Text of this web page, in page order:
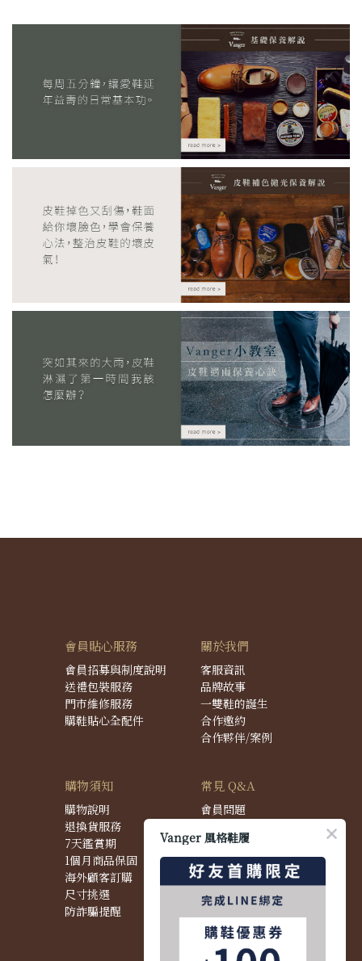
會員貼心服務
會員招募與制度說明
送禮包裝服務
門市維修服務
購鞋貼心全配件
關於我們
客服資訊
品牌故事
一雙鞋的誕生
合作邀約
合作夥伴/案例
購物須知
購物說明
退換貨服務
7天鑑賞期
1個月商品保固
海外顧客訂購
尺寸挑選
防詐騙提醒
常見 Q&A
會員問題
配送問題
退換貨問題
商品問題
Vanger 風格鞋履